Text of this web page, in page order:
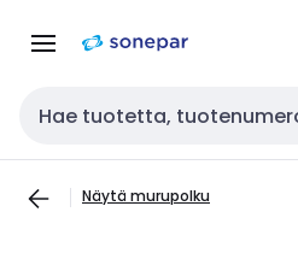
navigointiinsisältöön
Haku
Näytä murupolku